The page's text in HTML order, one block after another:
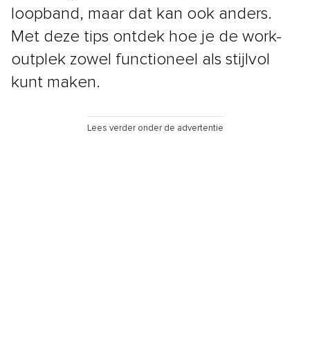
loopband, maar dat kan ook anders.
Met deze tips ontdek hoe je de work-
outplek zowel functioneel als stijlvol
kunt maken.
Lees verder onder de advertentie